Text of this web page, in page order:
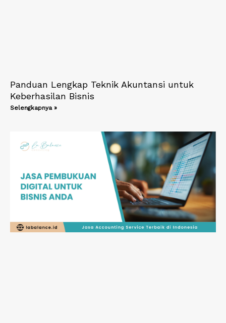
Panduan Lengkap Teknik Akuntansi untuk
Keberhasilan Bisnis
Selengkapnya »